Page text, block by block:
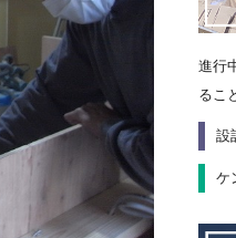
進行
るこ
設
ケ